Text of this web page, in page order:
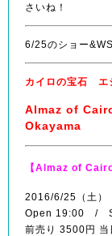
さいね！
6/25のショー
カイロの宝石 エ
Almaz of
Okayama
【Almaz of
2016/6/25（土）
Open 19:00 /
前売り 3500円 当